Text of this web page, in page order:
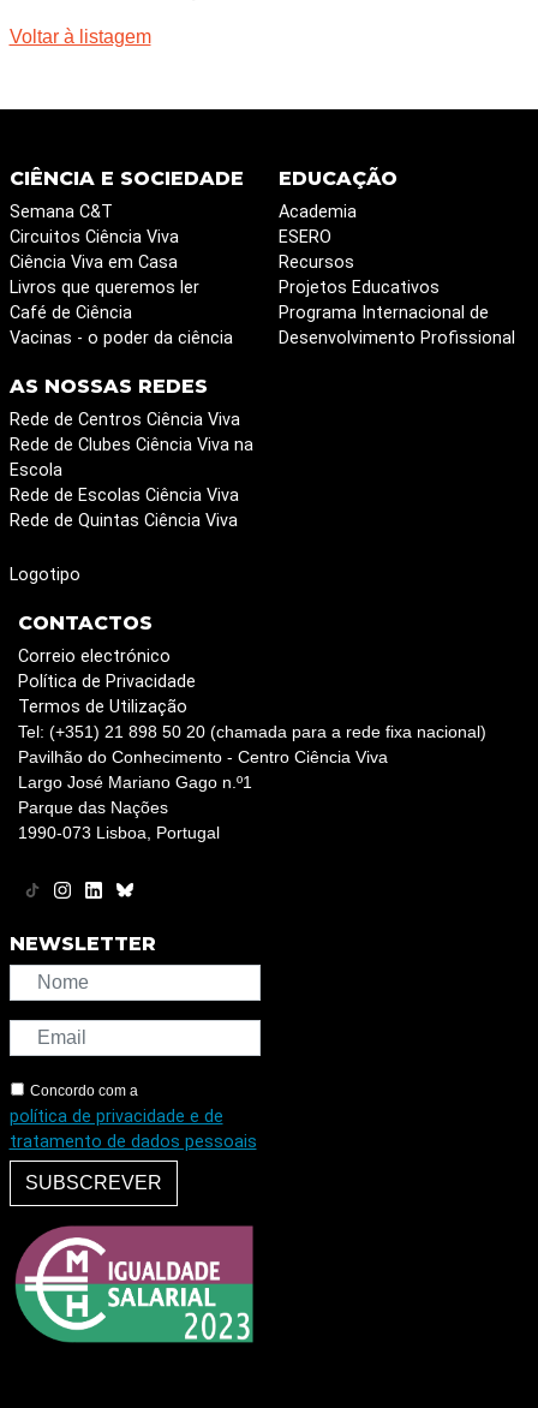
Voltar à listagem
CIÊNCIA E SOCIEDADE
Semana C&T
Circuitos Ciência Viva
Ciência Viva em Casa
Livros que queremos ler
Café de Ciência
Vacinas - o poder da ciência
EDUCAÇÃO
Academia
ESERO
Recursos
Projetos Educativos
Programa Internacional de
Desenvolvimento Profissional
AS NOSSAS REDES
Rede de Centros Ciência Viva
Rede de Clubes Ciência Viva na
Escola
Rede de Escolas Ciência Viva
Rede de Quintas Ciência Viva
Logotipo
CONTACTOS
Correio electrónico
Política de Privacidade
Termos de Utilização
Tel: (+351) 21 898 50 20 (chamada para a rede fixa nacional)
Pavilhão do Conhecimento - Centro Ciência Viva
Largo José Mariano Gago n.º1
Parque das Nações
1990-073 Lisboa, Portugal
NEWSLETTER
Concordo com a
política de privacidade e de
tratamento de dados pessoais
SUBSCREVER